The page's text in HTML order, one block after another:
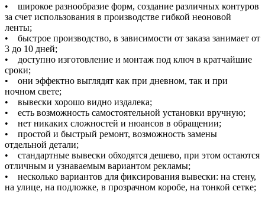
• широкое разнообразие форм, создание различных контуров
за счет использования в производстве гибкой неоновой
ленты;
• быстрое производство, в зависимости от заказа занимает от
3 до 10 дней;
• доступно изготовление и монтаж под ключ в кратчайшие
сроки;
• они эффектно выглядят как при дневном, так и при
ночном свете;
• вывески хорошо видно издалека;
• есть возможность самостоятельной установки вручную;
• нет никаких сложностей и нюансов в обращении;
• простой и быстрый ремонт, возможность замены
отдельной детали;
• стандартные вывески обходятся дешево, при этом остаются
отличным и узнаваемым вариантом рекламы;
• несколько вариантов для фиксирования вывески: на стену,
на улице, на подложке, в прозрачном коробе, на тонкой сетке;